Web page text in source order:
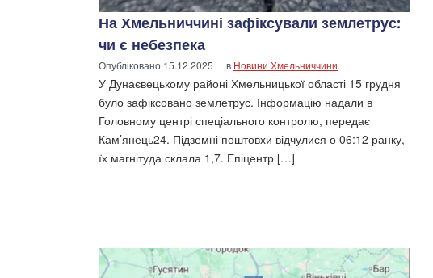
На Хмельниччині зафіксували землетрус:
чи є небезпека
Опубліковано 15.12.2025 в Новини Хмельниччини
У Дунаєвецькому районі Хмельницької області 15 грудня
було зафіксовано землетрус. Інформацію надали в
Головному центрі спеціального контролю, передає
Кам’янець24. Підземні поштовхи відчулися о 06:12 ранку,
їх магнітуда склала 1,7. Епіцентр […]